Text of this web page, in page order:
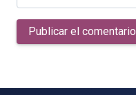
Publicar el comentario